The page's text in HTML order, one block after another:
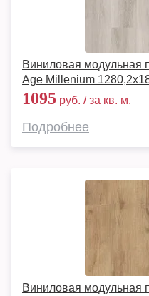
Виниловая модульная
Age Millenium
1095 руб. / за кв. м.
Подробнее
Виниловая модульная